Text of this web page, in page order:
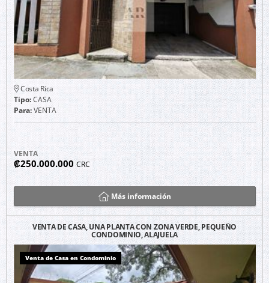
Costa Rica
Tipo:CASA
Para:VENTA
VENTA
₡250.000.000CRC
Más información
VENTA DE CASA, UNA PLANTA CON ZONA VERDE, PEQUEÑO
CONDOMINIO, ALAJUELA
Venta de Casa en Condominio